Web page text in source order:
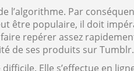
l’algorithme. Par
être populaire, il doit
repérer assez
de ses produits sur Tumblr.
Elle s’effectue en